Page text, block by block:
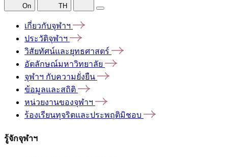
On TH
เกี่ยวกับจุฬาฯ
ประวัติจุฬาฯ
วิสัยทัศน์และยุทธศาสตร์
อัตลักษณ์มหาวิทยาลัย
จุฬาฯ กับความยั่งยืน
ข้อมูลและสถิติ
หน่วยงานของจุฬาฯ
ร้องเรียนทุจริตและประพฤติมิชอบ
รู้จักจุฬาฯ